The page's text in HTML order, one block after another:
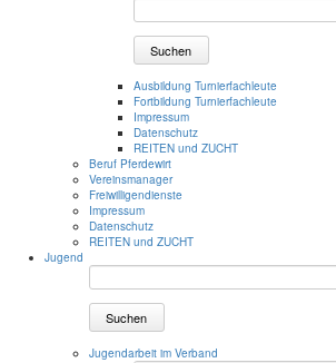
Suchen
Ausbildung Turnierfachleute
Fortbildung Turnierfachleute
Impressum
Datenschutz
REITEN und ZUCHT
Beruf Pferdewirt
Vereinsmanager
Freiwilligendienste
Impressum
Datenschutz
REITEN und ZUCHT
Jugend
Suchen
Jugendarbeit im Verband